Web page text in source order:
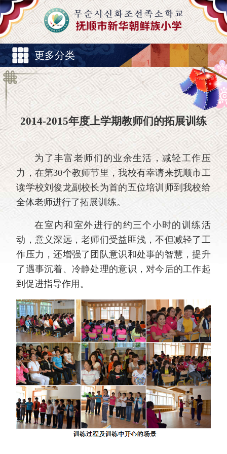
更多分类
2014-2015年度上学期教师们的拓展训练
为了丰富老师们的业余生活，减轻工作压
力，在第30个教师节里，我校有幸请来抚顺市工
读学校刘俊龙副校长为首的五位培训师到我校给
全体老师进行了拓展训练。
在室内和室外进行的约三个小时的训练活
动，意义深远，老师们受益匪浅，不但减轻了工
作压力，还增强了团队意识和处事的智慧，提升
了遇事沉着、冷静处理的意识，对今后的工作起
到促进指导作用。